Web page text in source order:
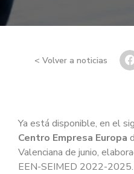
< Volver a noticias
Ya está disponible, en el
Centro Empresa Europa
Valenciana de junio,
EEN-SEIMED 2022-2025.